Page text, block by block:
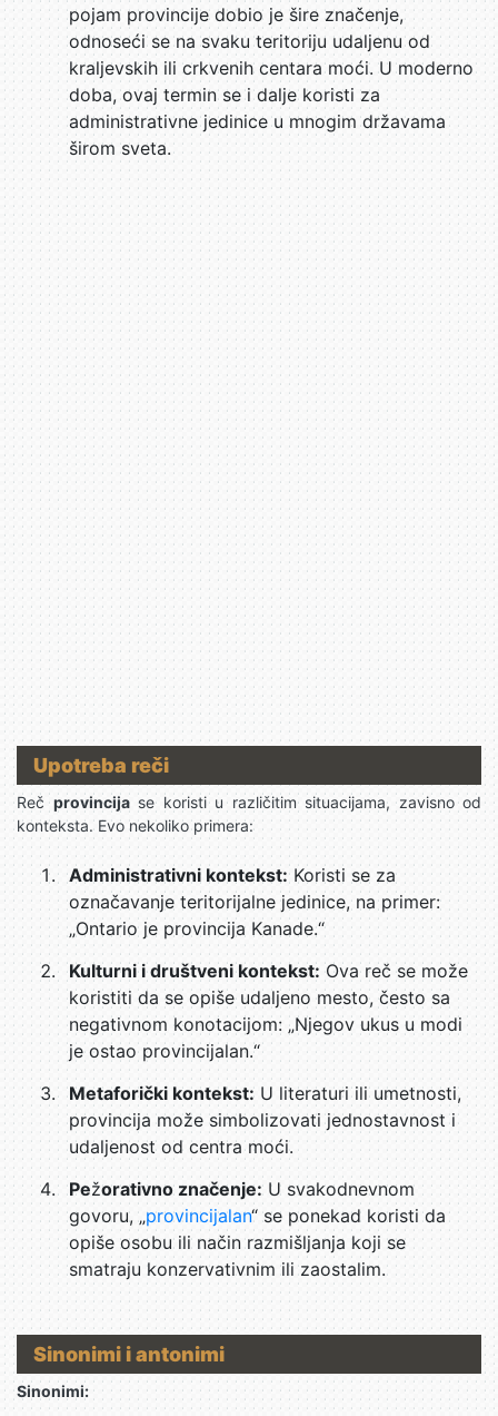
pojam provincije dobio je šire značenje,
odnoseći se na svaku teritoriju udaljenu od
kraljevskih ili crkvenih centara moći. U moderno
doba, ovaj termin se i dalje koristi za
administrativne jedinice u mnogim državama
širom sveta.
Upotreba reči
Rečprovincijase koristi u različitim situacijama, zavisno od
konteksta. Evo nekoliko primera:
Administrativni kontekst:Koristi se za
označavanje teritorijalne jedinice, na primer:
„Ontario je provincija Kanade.“
Kulturni i društveni kontekst: Ova reč se može
koristiti da se opiše udaljeno mesto, često sa
negativnom konotacijom: „Njegov ukus u modi
je ostao provincijalan.“
Metaforički kontekst: U literaturi ili umetnosti,
provincija može simbolizovati jednostavnost i
udaljenost od centra moći.
Pežorativno značenje:U svakodnevnom
govoru, „provincijalan“ se ponekad koristi da
opiše osobu ili način razmišljanja koji se
smatraju konzervativnim ili zaostalim.
Sinonimi i antonimi
Sinonimi: